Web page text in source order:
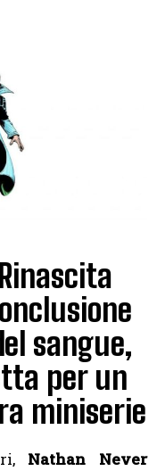
sangue,
per un
miniserie
Nathan Never